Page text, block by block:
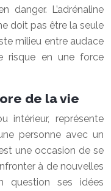
danger. L’adrénaline
doit pas être la seule
milieu entre audace
risque en une force
de la vie
intérieur, représente
personne avec un
une occasion de se
à de nouvelles
question ses idées